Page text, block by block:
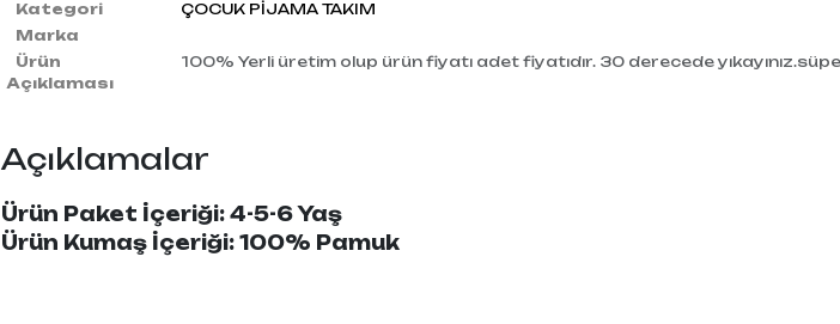
Kategori
ÇOCUK PİJAMA TAKIM
Marka
Ürün
Açıklaması
100% Yerli üretim olup ürün fiyatı adet fiyatıdır. 30 derecede
Açıklamalar
Ürün Paket İçeriği: 4-5-6 Yaş
Ürün Kumaş İçeriği: 100% Pamuk